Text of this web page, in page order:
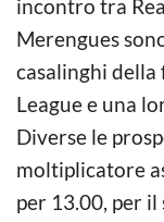
incontro tra
Merengues
casalinghi della
League e una
Diverse le
moltiplicatore
per 13.00, per